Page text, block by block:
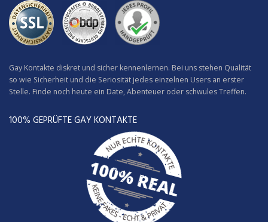
Gay Kontakte diskret und sicher kennenlernen. Bei uns stehen Qualität
so wie Sicherheit und die Seriosität jedes einzelnen Users an erster
Stelle. Finde noch heute ein Date, Abenteuer oder schwules Treffen.
100% GEPRÜFTE GAY KONTAKTE